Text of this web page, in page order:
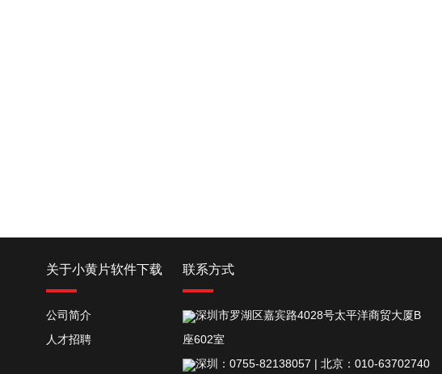
关于小黄片软件下载
公司简介
人才招聘
联系方式
深圳市罗湖区嘉宾路4028号太平洋商贸大厦B
座602室
深圳：0755-82138057 | 北京：010-63702740